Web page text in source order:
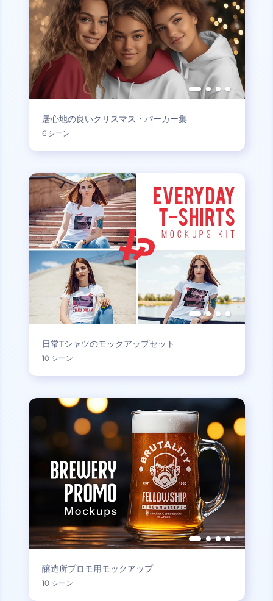
居心地の良いクリスマス・パーカー集
6 シーン
日常Tシャツのモックアップセット
10 シーン
醸造所プロモ用モックアップ
10 シーン